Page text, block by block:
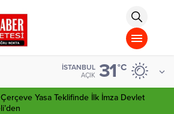
İSTANBUL
AÇIK 31°C
Çerçeve Yasa Teklifinde İlk İmza Devlet